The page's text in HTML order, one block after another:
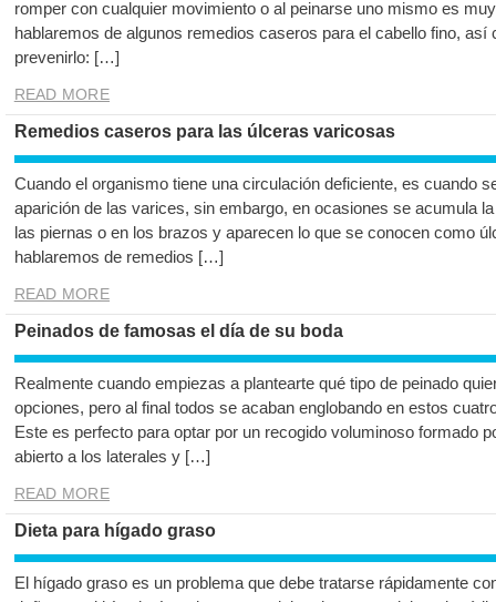
romper con cualquier movimiento o al peinarse uno mismo es
hablaremos de algunos remedios caseros para el cabello fino,
prevenirlo: […]
READ MORE
Remedios caseros para las úlceras varicosas
Cuando el organismo tiene una circulación deficiente, es cuando
aparición de las varices, sin embargo, en ocasiones se acumula
las piernas o en los brazos y aparecen lo que se conocen como
hablaremos de remedios […]
READ MORE
Peinados de famosas el día de su boda
Realmente cuando empiezas a plantearte qué tipo de peinado
opciones, pero al final todos se acaban englobando en estos
Este es perfecto para optar por un recogido voluminoso formado
abierto a los laterales y […]
READ MORE
Dieta para hígado graso
El hígado graso es un problema que debe tratarse rápidamente